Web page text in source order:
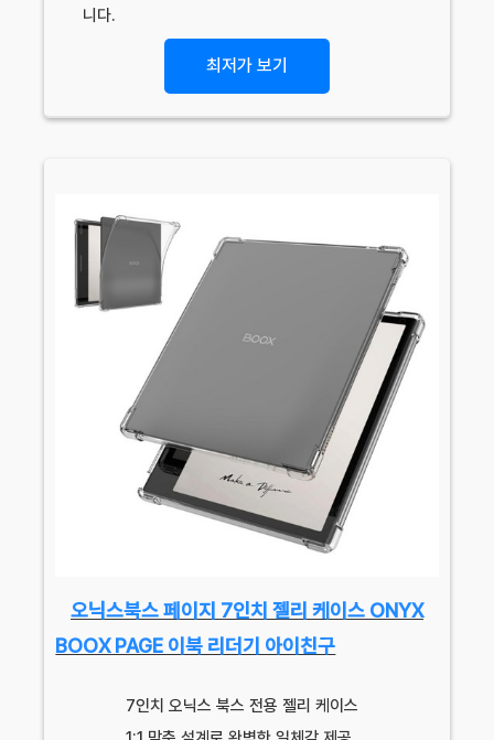
니다.
최저가 보기
오닉스북스 페이지 7인치 젤리 케이스 ONYX
BOOX PAGE 이북 리더기 아이친구
7인치 오닉스 북스 전용 젤리 케이스